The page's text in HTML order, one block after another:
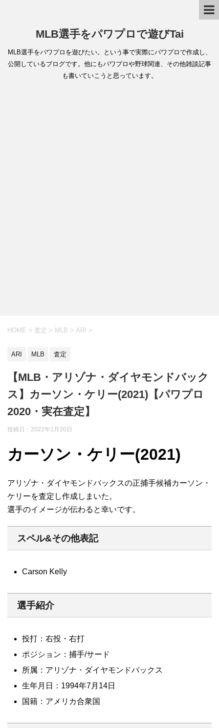
MLB選手をパワプロで遊びTai
MLB選手をパワプロを遊びたい。という事で実際にパワプロで作成し、
公開しているブログです。他にもパワプロや野球関連、その他雑談記事
も書いていこうと思っています。
HOME > 査定 > MLB > ARI >
ARI MLB 査定
【MLB・アリゾナ・ダイヤモンドバック
ス】カーソン・ケリー(2021)【パワプロ
2020・実在査定】
投稿日： 2022年1月20日
カーソン・ケリー(2021)
アリゾナ・ダイヤモンドバックスの正捕手候補カーソン・
ケリーを査定し作成しまいた。
選手のイメージが伝わると幸いです。
スペル&その他表記
Carson Kelly
選手紹介
投打：右投・右打
ポジション：捕手/サード
所属：アリゾナ・ダイヤモンドバックス
生年月日：1994年7月14日
国籍：アメリカ合衆国